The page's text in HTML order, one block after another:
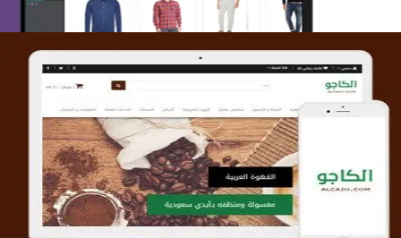
تصميم متجر الكاجو
التفاصيل